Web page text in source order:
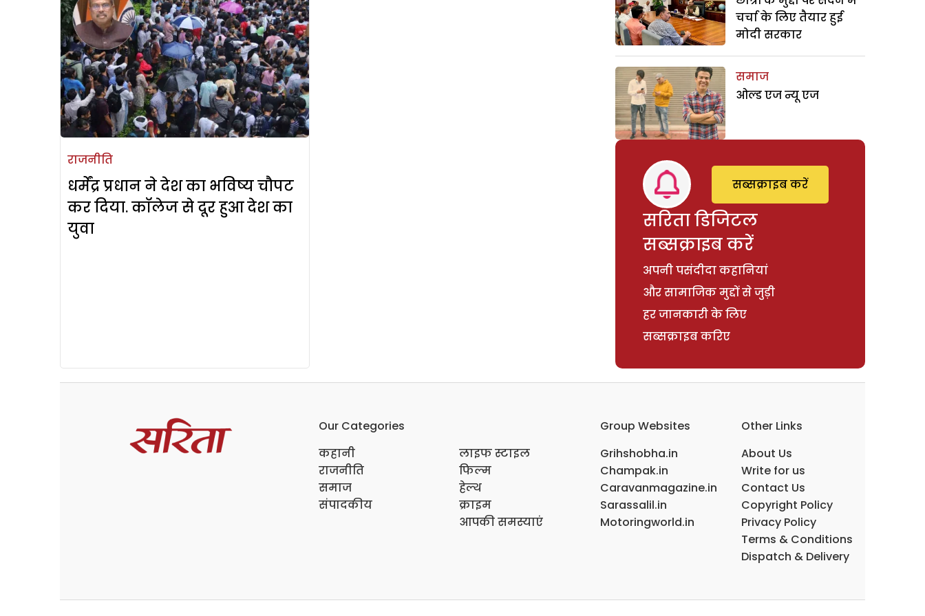
राजनीति
धर्मेंद्र प्रधान ने देश का भविष्य चौपट
कर दिया. कॉलेज से दूर हुआ देश का
युवा
चर्चा के लिए तैयार हुई
मोदी सरकार
समाज
ओल्ड एज न्यू एज
सरिता डिजिटल
सब्सक्राइब करें
अपनी पसंदीदा कहानियां
और सामाजिक मुद्दों से जुड़ी
हर जानकारी के लिए
सब्सक्राइब करिए
सब्सक्राइब करें
Our Categories
कहानी
राजनीति
समाज
संपादकीय
लाइफ स्टाइल
फिल्म
हेल्थ
क्राइम
आपकी समस्याएं
Group Websites
Grihshobha.in
Champak.in
Caravanmagazine.in
Sarassalil.in
Motoringworld.in
Other Links
About Us
Write for us
Contact Us
Copyright Policy
Privacy Policy
Terms & Conditions
Dispatch & Delivery